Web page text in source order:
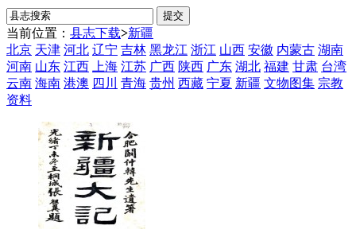
当前位置： 县志下载>新疆
北京 天津 河北 辽宁 吉林 黑龙江 浙江 山西 安徽 内蒙古 湖南
河南 山东 江西 上海 江苏 广西 陕西 广东 湖北 福建 甘肃 台湾
云南 海南 港澳 四川 青海 贵州 西藏 宁夏 新疆 文物图集 宗教
资料